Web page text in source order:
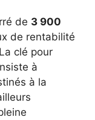
de 3 900
de rentabilité
clé pour
à
à la